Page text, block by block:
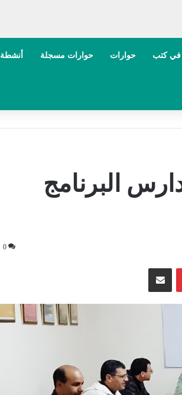
في كتب حوارات حوارات مسجلة أنشطة
البرنامج
0
بينتيريست